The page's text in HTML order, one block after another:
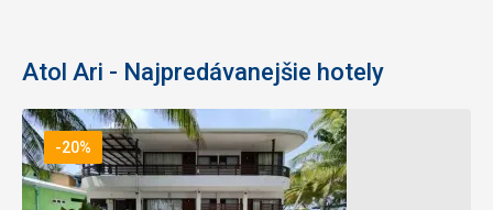
Atol Ari - Najpredávanejšie hotely
-20%